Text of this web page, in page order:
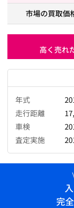
市場の買取価
高く売れ
年式
走行距離
車検
査定実施
完